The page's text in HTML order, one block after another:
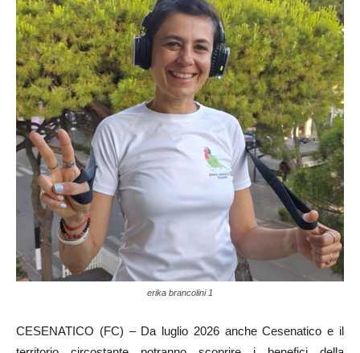
erika brancolini 1
CESENATICO (FC) – Da luglio 2026 anche Cesenatico e il